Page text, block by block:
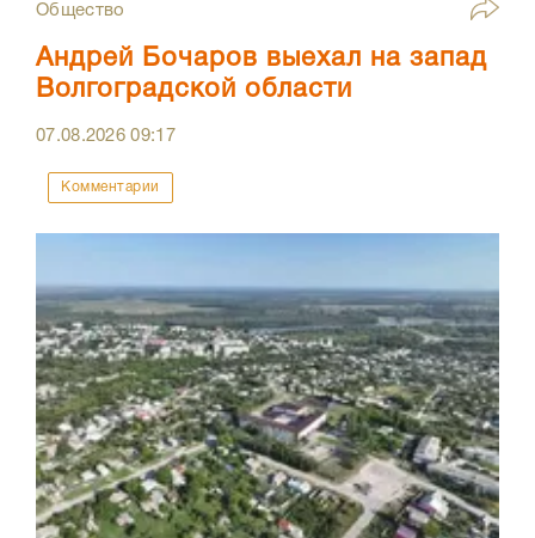
Общество
Андрей Бочаров выехал на запад
Волгоградской области
07.08.202609:17
Комментарии